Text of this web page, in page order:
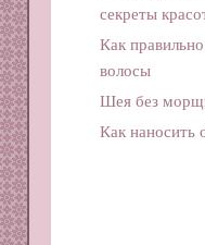
секреты
Как правильно
волосы
Шея без
Как наносить